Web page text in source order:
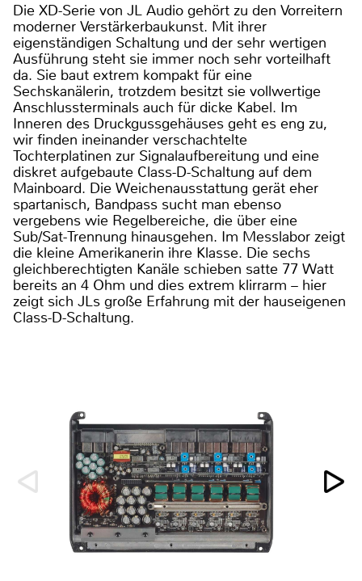
Die XD-Serie von JL Audio gehört zu den Vorreitern
moderner Verstärkerbaukunst. Mit ihrer
eigenständigen Schaltung und der sehr wertigen
Ausführung steht sie immer noch sehr vorteilhaft
da. Sie baut extrem kompakt für eine
Sechskanälerin, trotzdem besitzt sie vollwertige
Anschlussterminals auch für dicke Kabel. Im
Inneren des Druckgussgehäuses geht es eng zu,
wir finden ineinander verschachtelte
Tochterplatinen zur Signalaufbereitung und eine
diskret aufgebaute Class-D-Schaltung auf dem
Mainboard. Die Weichenausstattung gerät eher
spartanisch, Bandpass sucht man ebenso
vergebens wie Regelbereiche, die über eine
Sub/Sat-Trennung hinausgehen. Im Messlabor zeigt
die kleine Amerikanerin ihre Klasse. Die sechs
gleichberechtigten Kanäle schieben satte 77 Watt
bereits an 4 Ohm und dies extrem klirrarm – hier
zeigt sich JLs große Erfahrung mit der hauseigenen
Class-D-Schaltung.